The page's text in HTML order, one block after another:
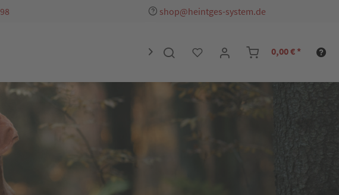
shop@heintges-system.de
 0,00 € *